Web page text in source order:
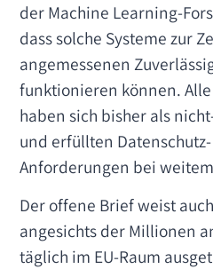
der Machine Learning-
dass solche Systeme zur
angemessenen
funktionieren können.
haben sich bisher als
und erfüllten
Anforderungen bei
Der offene Brief weist
angesichts der Millionen
täglich im EU-Raum